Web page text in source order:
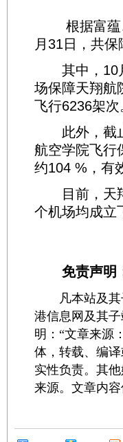
根据富蕴、
月31日，共保
其中，10月
场保障天翔航
飞行6236架次
此外，截止
航空学院飞行
约104 %，有
目前，天翔
个机场均成立
免责声明
凡本站及其子
港信息网及其
明：“文章来源
体，转载、编
实性负责。其
来源。文章内容